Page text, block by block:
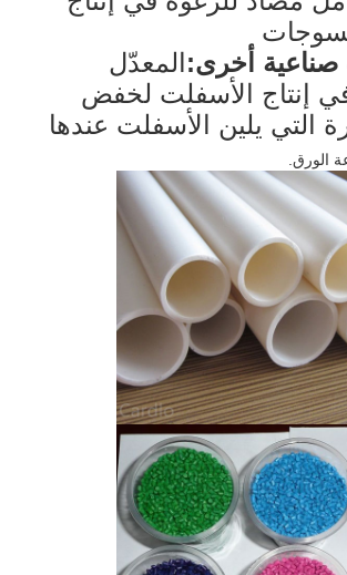
صناعية أخرى:المعدّل
إنتاج الأسفلت لخفض
التي يلين الأسفلت عندها